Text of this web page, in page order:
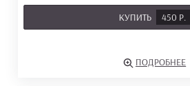
КУПИТЬ 450 Р.
ПОДРОБНЕЕ